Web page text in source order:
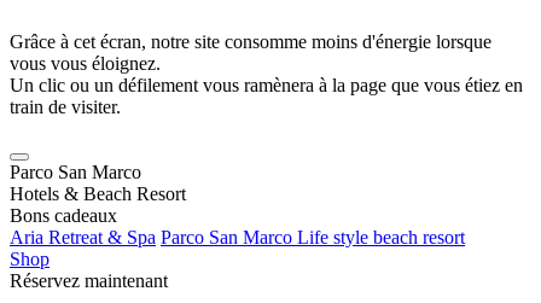
Grâce à cet écran, notre site consomme moins d'énergie lorsque
vous vous éloignez.
Un clic ou un défilement vous ramènera à la page que vous étiez en
train de visiter.
Parco San Marco
Hotels & Beach Resort
Bons cadeaux
Aria Retreat & Spa Parco San Marco Life style beach resort
Shop
Réservez maintenant